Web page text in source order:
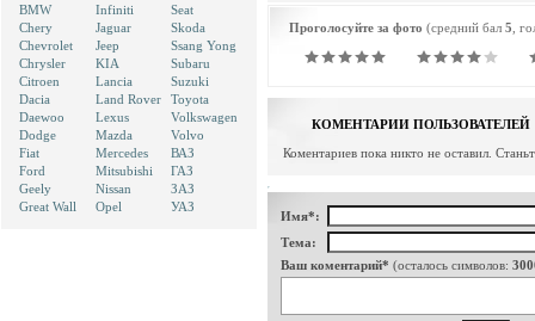
BMW
Chery
Chevrolet
Chrysler
Citroen
Dacia
Daewoo
Dodge
Fiat
Ford
Geely
Great Wall
Infiniti
Jaguar
Jeep
KIA
Lancia
Land Rover
Lexus
Mazda
Mercedes
Mitsubishi
Nissan
Opel
Seat
Skoda
Ssang Yong
Subaru
Suzuki
Toyota
Volkswagen
Volvo
ВАЗ
ГАЗ
ЗАЗ
УАЗ
Проголосуйте за фото (средний бал 5 ,
КОМЕНТАРИИ ПОЛЬЗОВАТЕЛЕЙ
Коментариев пока никто не оставил.
Имя*:
Тема:
Ваш коментарий* (осталось символов: